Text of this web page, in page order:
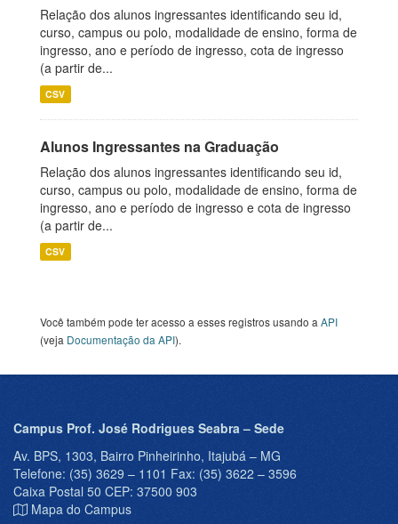
Relação dos alunos ingressantes identificando seu id,
curso, campus ou polo, modalidade de ensino, forma de
ingresso, ano e período de ingresso, cota de ingresso
(a partir de...
CSV
Alunos Ingressantes na Graduação
Relação dos alunos ingressantes identificando seu id,
curso, campus ou polo, modalidade de ensino, forma de
ingresso, ano e período de ingresso e cota de ingresso
(a partir de...
CSV
Você também pode ter acesso a esses registros usando a API
(veja Documentação da API).
Campus Prof. José Rodrigues Seabra – Sede
Av. BPS, 1303, Bairro Pinheirinho, Itajubá – MG
Telefone: (35) 3629 – 1101 Fax: (35) 3622 – 3596
Caixa Postal 50 CEP: 37500 903
Mapa do Campus